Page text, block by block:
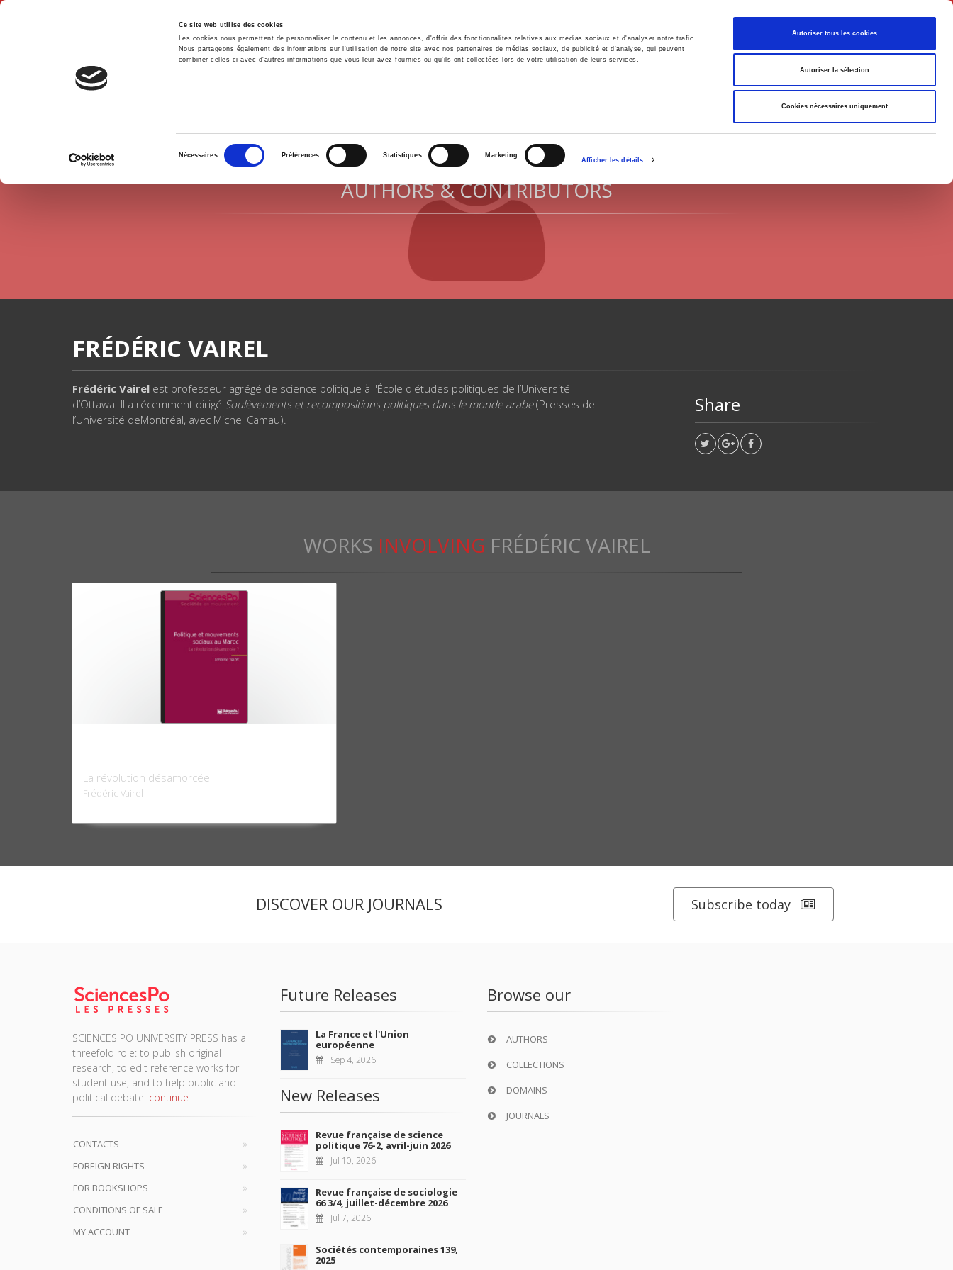
Ce site web utilise des cookies
Les cookies nous permettent de personnaliser le contenu et les annonces, d'offrir des fonctionnalités relatives aux médias sociaux et d'analyser notre trafic.
Nous partageons également des informations sur l'utilisation de notre site avec nos partenaires de médias sociaux, de publicité et d'analyse, qui peuvent
combiner celles-ci avec d'autres informations que vous leur avez fournies ou qu'ils ont collectées lors de votre utilisation de leurs services.
consentement
Nécessaires Préférences Statistiques Marketing
Afficher les détails
Autoriser tous les cookies
Autoriser la sélection
Cookies nécessaires uniquement
English
Home Environment History International Politics
AUTHORS & CONTRIBUTORS
FRÉDÉRIC VAIREL
Frédéric Vairel est professeur agrégé de science politique à l'École d'études politiques de l’Université
d’Ottawa. Il a récemment dirigé Soulèvements et recompositions politiques dans le monde arabe(Presses de
l’Université deMontréal, avec Michel Camau).
Share
WORKS INVOLVING FRÉDÉRIC VAIREL
La révolution désamorcée
Frédéric Vairel
DISCOVER OUR JOURNALS Subscribe today
SCIENCES PO UNIVERSITY PRESS has a
threefold role: to publish original
research, to edit reference works for
student use, and to help public and
political debate. continue
CONTACTS
FOREIGN RIGHTS
FOR BOOKSHOPS
CONDITIONS OF SALE
MY ACCOUNT
Future Releases
La France et l'Union
européenne
Sep 4, 2026
New Releases
Revue française de science
politique 76-2, avril-juin 2026
Jul 10, 2026
Revue française de sociologie
66 3/4, juillet-décembre 2026
Jul 7, 2026
Sociétés contemporaines 139,
2025
Browse our
AUTHORS
COLLECTIONS
DOMAINS
JOURNALS